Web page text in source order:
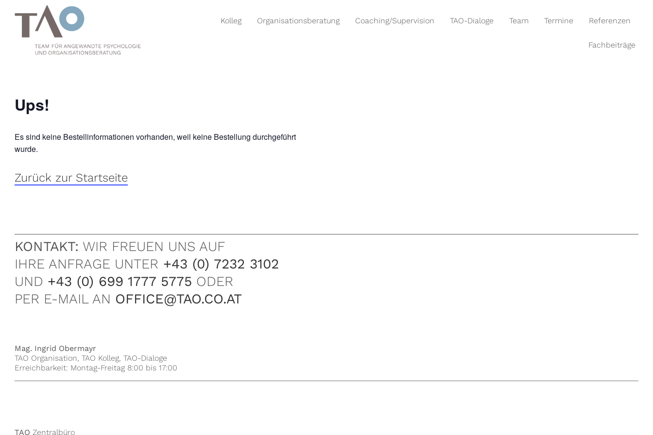
springen
Kolleg Organisationsberatung Coaching/Supervision TAO-Dialoge Team Termine Referenzen
Fachbeiträge
Ups!
Es sind keine Bestellinformationen vorhanden, weil keine Bestellung durchgeführt
wurde.
Zurück zur Startseite
KONTAKT: WIR FREUEN UNS AUF
IHRE ANFRAGE UNTER +43 (0) 7232 3102
UND +43 (0) 699 1777 5775 ODER
PER E-MAIL AN OFFICE@TAO.CO.AT
Mag. Ingrid Obermayr
TAO Organisation, TAO Kolleg, TAO-Dialoge
Erreichbarkeit: Montag-Freitag 8:00 bis 17:00
TAO Zentralbüro